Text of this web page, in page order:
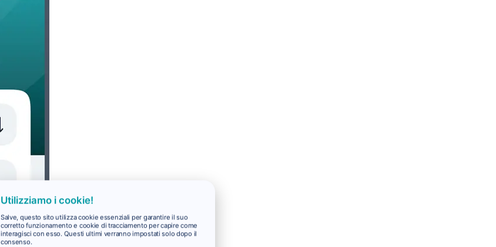
Utilizziamo i cookie!
Salve, questo sito utilizza cookie essenziali per garantire il suo
corretto funzionamento e cookie di tracciamento per capire come
interagisci con esso. Questi ultimi verranno impostati solo dopo il
consenso.